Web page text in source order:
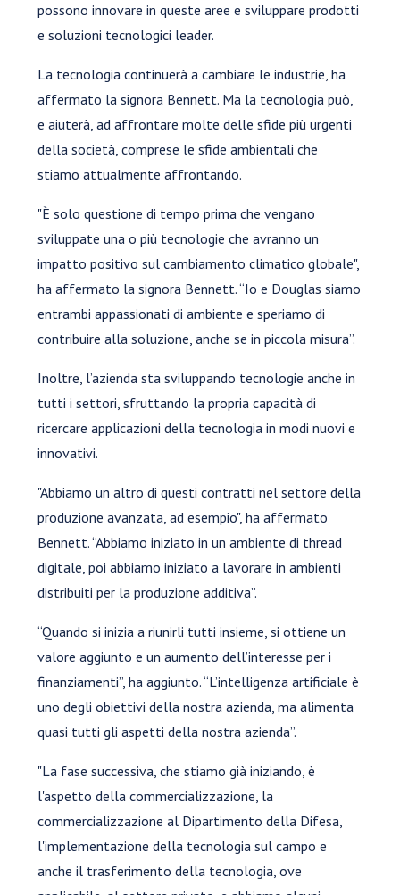
possono innovare in queste aree e sviluppare prodotti
e soluzioni tecnologici leader.
La tecnologia continuerà a cambiare le industrie, ha
affermato la signora Bennett. Ma la tecnologia può,
e aiuterà, ad affrontare molte delle sfide più urgenti
della società, comprese le sfide ambientali che
stiamo attualmente affrontando.
"È solo questione di tempo prima che vengano
sviluppate una o più tecnologie che avranno un
impatto positivo sul cambiamento climatico globale",
ha affermato la signora Bennett. “Io e Douglas siamo
entrambi appassionati di ambiente e speriamo di
contribuire alla soluzione, anche se in piccola misura”.
Inoltre, l’azienda sta sviluppando tecnologie anche in
tutti i settori, sfruttando la propria capacità di
ricercare applicazioni della tecnologia in modi nuovi e
innovativi.
"Abbiamo un altro di questi contratti nel settore della
produzione avanzata, ad esempio", ha affermato
Bennett. “Abbiamo iniziato in un ambiente di thread
digitale, poi abbiamo iniziato a lavorare in ambienti
distribuiti per la produzione additiva”.
“Quando si inizia a riunirli tutti insieme, si ottiene un
valore aggiunto e un aumento dell’interesse per i
finanziamenti”, ha aggiunto. “L’intelligenza artificiale è
uno degli obiettivi della nostra azienda, ma alimenta
quasi tutti gli aspetti della nostra azienda”.
"La fase successiva, che stiamo già iniziando, è
l'aspetto della commercializzazione, la
commercializzazione al Dipartimento della Difesa,
l'implementazione della tecnologia sul campo e
anche il trasferimento della tecnologia, ove